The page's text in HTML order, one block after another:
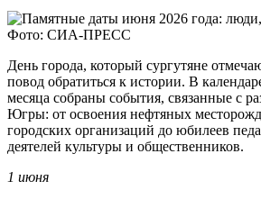
Фото: СИА-ПРЕСС
День города, который сургутяне
повод обратиться к истории. В
месяца собраны события, связанные с
Югры: от освоения нефтяных
городских организаций до юбилеев
деятелей культуры и общественников.
1 июня